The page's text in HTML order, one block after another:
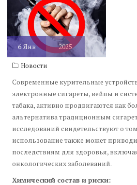
6 Янв 2025
Новости
Современные курительные
электронные сигареты, вейпы и
табака, активно продвигаются как
альтернатива традиционным
исследований свидетельствуют о
использование также может
последствиям для здоровья,
онкологических заболеваний.
Химический состав и риски: